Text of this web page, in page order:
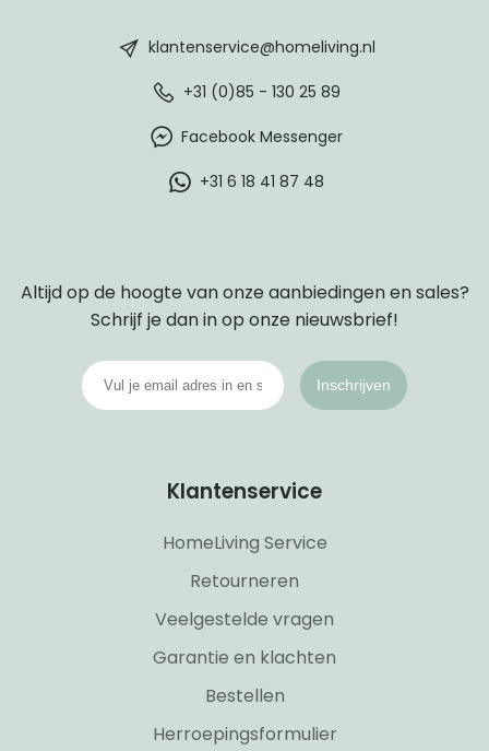
klantenservice@homeliving.nl
+31 (0)85 - 130 25 89
Facebook Messenger
+31 6 18 41 87 48
Altijd op de hoogte van onze aanbiedingen en sales?
Schrijf je dan in op onze nieuwsbrief!
Inschrijven
Klantenservice
HomeLiving Service
Retourneren
Veelgestelde vragen
Garantie en klachten
Bestellen
Herroepingsformulier